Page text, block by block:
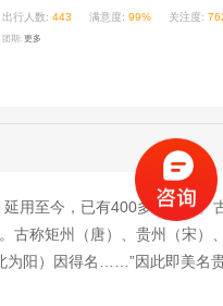
出行人数: 443 满意度: 99% 关注度:
团期: 更多
至今，已有400多年历史。
。古称矩州（唐）、贵州（宋
为阳）因得名……”因此即美名